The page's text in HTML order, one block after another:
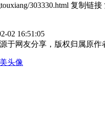
303330.html 复制链接
02 16:51:05
于网友分享，版权归属原
头像